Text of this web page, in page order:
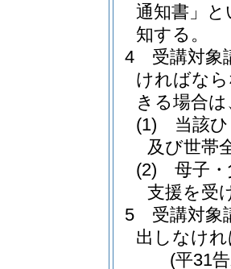
通知書」と
知する。
4
受講対象
ければな
きる場合
(1)
当該
及び世帯
(2)
母子
支援を受
5
受講対象
出しなけ
(平31